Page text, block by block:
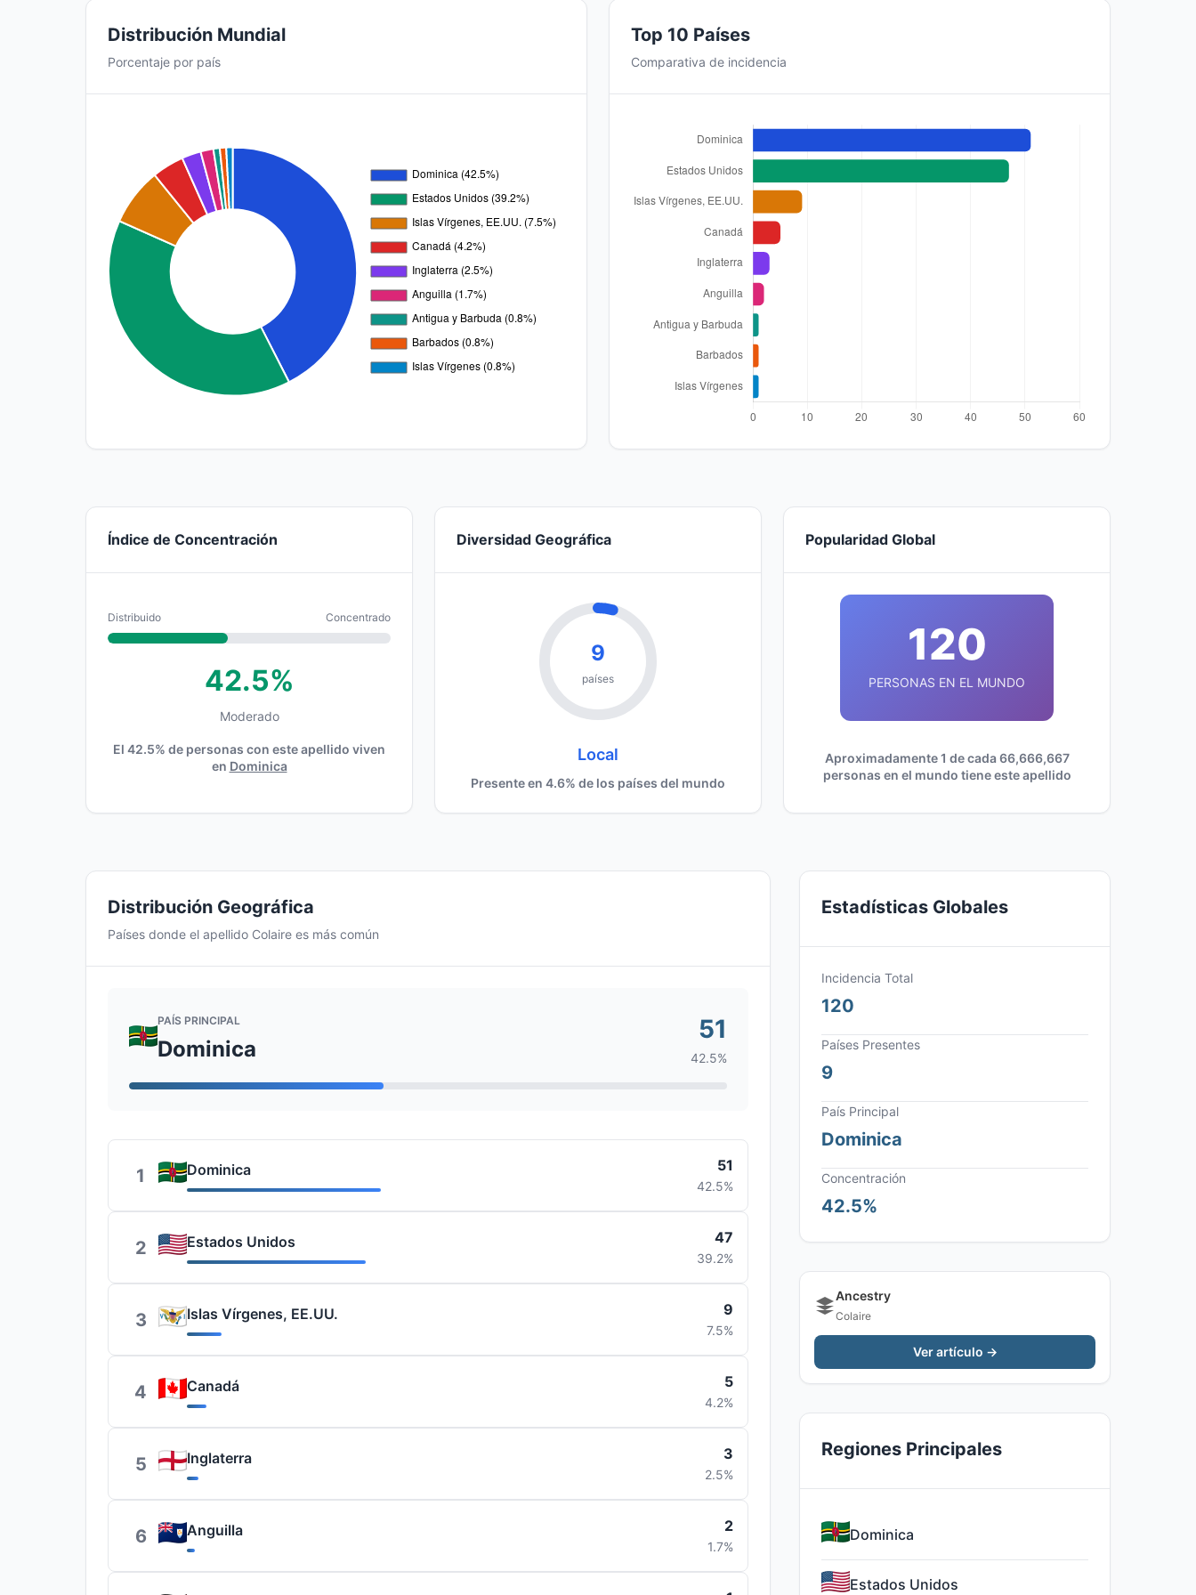
Distribución Mundial
Porcentaje por país
Top 10 Países
Comparativa de incidencia
Índice de Concentración
Distribuido Concentrado
42.5%
Moderado
El 42.5% de personas con este apellido viven
en Dominica
Diversidad Geográfica
9
países
Local
Presente en 4.6% de los países del mundo
Popularidad Global
120
PERSONAS EN EL MUNDO
Aproximadamente 1 de cada 66,666,667
personas en el mundo tiene este apellido
Distribución Geográfica
Países donde el apellido Colaire es más común
PAÍS PRINCIPAL
Dominica
51
42.5%
1 Dominica 51
42.5%
2 Estados Unidos 47
39.2%
3 Islas Vírgenes, EE.UU. 9
7.5%
4 Canadá 5
4.2%
5 Inglaterra 3
2.5%
6 Anguilla 2
1.7%
Estadísticas Globales
Incidencia Total
120
Países Presentes
9
País Principal
Dominica
Concentración
42.5%
Ancestry
Colaire
Ver artículo →
Regiones Principales
Dominica
Estados Unidos